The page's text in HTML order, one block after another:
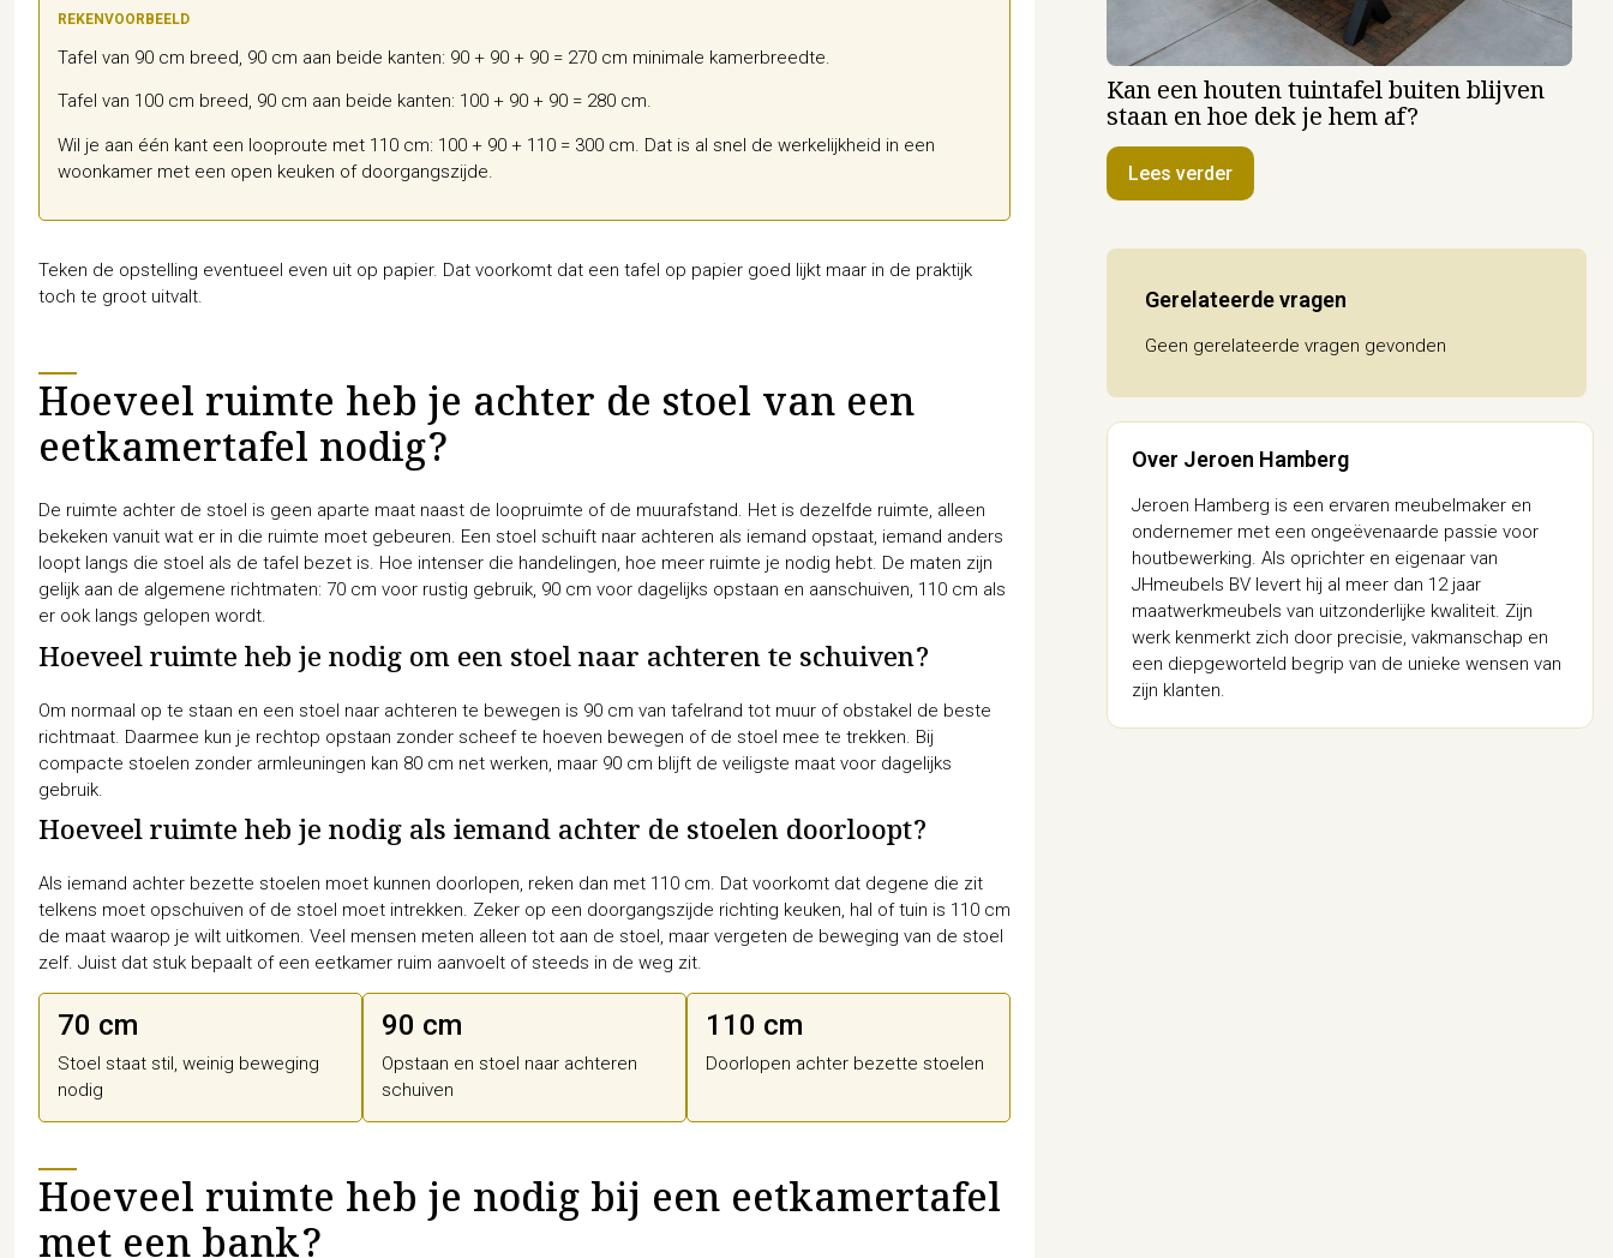
REKENVOORBEELD
Tafel van 90 cm breed, 90 cm aan beide kanten: 90 + 90 + 90 = 270 cm minimale kamerbreedte.
Tafel van 100 cm breed, 90 cm aan beide kanten: 100 + 90 + 90 = 280 cm.
Wil je aan één kant een looproute met 110 cm: 100 + 90 + 110 = 300 cm. Dat is al snel de werkelijkheid in een
woonkamer met een open keuken of doorgangszijde.
Teken de opstelling eventueel even uit op papier. Dat voorkomt dat een tafel op papier goed lijkt maar in de praktijk
toch te groot uitvalt.
Hoeveel ruimte heb je achter de stoel van een
eetkamertafel nodig?
De ruimte achter de stoel is geen aparte maat naast de loopruimte of de muurafstand. Het is dezelfde ruimte, alleen
bekeken vanuit wat er in die ruimte moet gebeuren. Een stoel schuift naar achteren als iemand opstaat, iemand anders
loopt langs die stoel als de tafel bezet is. Hoe intenser die handelingen, hoe meer ruimte je nodig hebt. De maten zijn
gelijk aan de algemene richtmaten: 70 cm voor rustig gebruik, 90 cm voor dagelijks opstaan en aanschuiven, 110 cm als
er ook langs gelopen wordt.
Hoeveel ruimte heb je nodig om een stoel naar achteren te schuiven?
Om normaal op te staan en een stoel naar achteren te bewegen is 90 cm van tafelrand tot muur of obstakel de beste
richtmaat. Daarmee kun je rechtop opstaan zonder scheef te hoeven bewegen of de stoel mee te trekken. Bij
compacte stoelen zonder armleuningen kan 80 cm net werken, maar 90 cm blijft de veiligste maat voor dagelijks
gebruik.
Hoeveel ruimte heb je nodig als iemand achter de stoelen doorloopt?
Als iemand achter bezette stoelen moet kunnen doorlopen, reken dan met 110 cm. Dat voorkomt dat degene die zit
telkens moet opschuiven of de stoel moet intrekken. Zeker op een doorgangszijde richting keuken, hal of tuin is 110 cm
de maat waarop je wilt uitkomen. Veel mensen meten alleen tot aan de stoel, maar vergeten de beweging van de stoel
zelf. Juist dat stuk bepaalt of een eetkamer ruim aanvoelt of steeds in de weg zit.
70 cm
Stoel staat stil, weinig beweging
nodig
90 cm
Opstaan en stoel naar achteren
schuiven
110 cm
Doorlopen achter bezette stoelen
Hoeveel ruimte heb je nodig bij een eetkamertafel
Kan een houten tuintafel buiten blijven
staan en hoe dek je hem af?
Lees verder
Gerelateerde vragen
Geen gerelateerde vragen gevonden
Over Jeroen Hamberg
Jeroen Hamberg is een ervaren meubelmaker en
ondernemer met een ongeëvenaarde passie voor
houtbewerking. Als oprichter en eigenaar van
JHmeubels BV levert hij al meer dan 12 jaar
maatwerkmeubels van uitzonderlijke kwaliteit. Zijn
werk kenmerkt zich door precisie, vakmanschap en
een diepgeworteld begrip van de unieke wensen van
zijn klanten.